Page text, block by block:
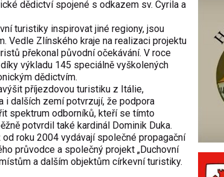
dědictví spojené s odkazem sv. Cyrila a
turistiky inspirovat jiné regiony, jsou
Vedle Zlínského kraje na realizaci projektu
překonal původní očekávání. V roce
výkladu 145 speciálně vyškolených
dědictvím.
příjezdovou turistiku z Itálie,
i dalších zemí potvrzují, že podpora
spektrum odborníků, kteří se tímto
potvrdil také kardinál Dominik Duka.
roku 2004 vydávají společné propagační
průvodce a společný projekt „Duchovní
a dalším objektům církevní turistiky.